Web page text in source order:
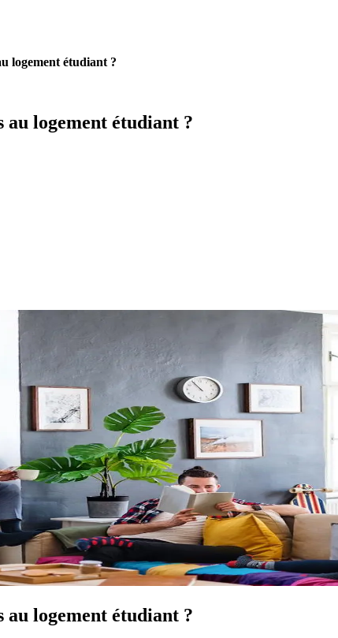
logement étudiant ?
au logement étudiant ?
au logement étudiant ?